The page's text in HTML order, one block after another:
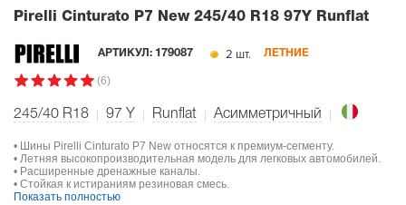
Pirelli Cinturato P7 New 245/40 R18 97Y Runflat
АРТИКУЛ: 179087 2 шт. ЛЕТНИЕ
(6)
245/40 R18 97 Y Runflat Асимметричный
• Шины Pirelli Cinturato P7 New относятся к премиум-сегменту.
• Летняя высокопроизводительная модель для легковых автомобилей.
• Расширенные дренажные каналы.
• Стойкая к истираниям резиновая смесь.
Показать полностью